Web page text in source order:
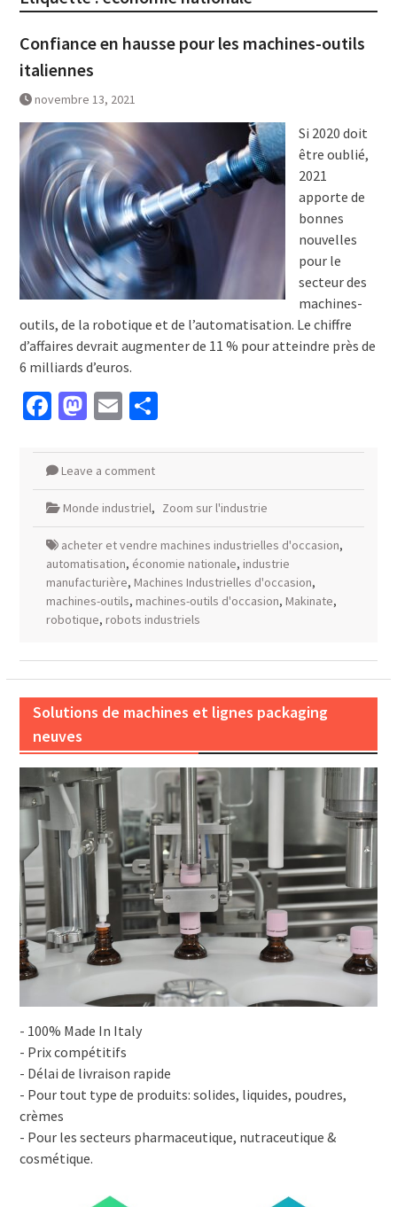
Confiance en hausse pour les machines-outils
italiennes
novembre 13, 2021
Si 2020 doit
être oublié,
2021
apporte de
bonnes
nouvelles
pour le
secteur des
machines-
outils, de la robotique et de l’automatisation. Le chiffre
d’affaires devrait augmenter de 11 % pour atteindre près de
6 milliards d’euros.
Facebook
Mastodon
EmailPartager
Leave a comment
Monde industriel, Zoom sur l'industrie
acheter et vendre machines industrielles d'occasion,
automatisation, économie nationale, industrie
manufacturière, Machines Industrielles d'occasion,
machines-outils, machines-outils d'occasion, Makinate,
robotique, robots industriels
Solutions de machines et lignes packaging
neuves
- 100% Made In Italy
- Prix compétitifs
- Délai de livraison rapide
- Pour tout type de produits: solides, liquides, poudres,
crèmes
- Pour les secteurs pharmaceutique, nutraceutique &
cosmétique.